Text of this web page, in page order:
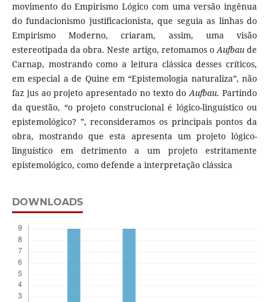
movimento do Empirismo Lógico com uma versão ingênua
do fundacionismo justificacionista, que seguia as linhas do
Empirismo Moderno, criaram, assim, uma visão
estereotipada da obra. Neste artigo, retomamos oAufbaude
Carnap, mostrando como a leitura clássica desses críticos,
em especial a de Quine em “Epistemologia naturaliza”, não
faz jus ao projeto apresentado no texto doAufbau. Partindo
da questão, “o projeto construcional é lógico-linguístico ou
epistemológico? ”, reconsideramos os principais pontos da
obra, mostrando que esta apresenta um projeto lógico-
linguístico em detrimento a um projeto estritamente
epistemológico, como defende a interpretação clássica
DOWNLOADS